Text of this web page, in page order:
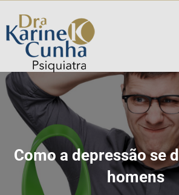
Como a depressão se
homens